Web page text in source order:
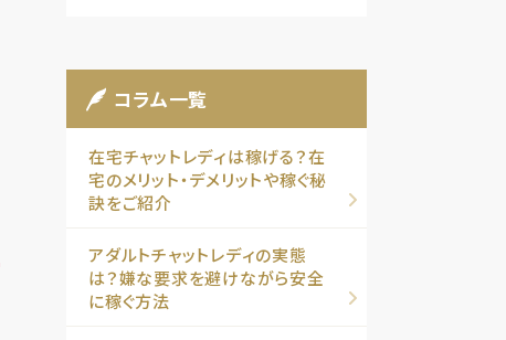
コラム一覧
在宅チャットレディは稼げる？在
宅のメリット・デメリットや稼ぐ秘
訣をご紹介
アダルトチャットレディの実態
は？嫌な要求を避けながら安全
に稼ぐ方法